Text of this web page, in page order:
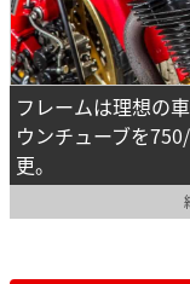
フレームは理想の
ウンチューブを
更。